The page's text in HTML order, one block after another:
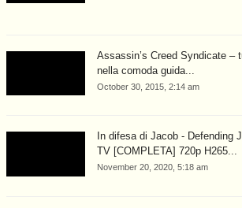
Assassin’s Creed Syndicate –
nella comoda guida...
October 30, 2015, 2:14 am
In difesa di Jacob - Defending
TV [COMPLETA] 720p H265...
November 20, 2020, 5:18 am